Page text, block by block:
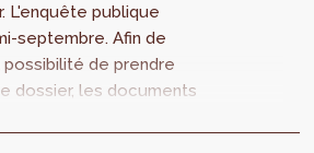
L'enquête publique
septembre. Afin de
possibilité de prendre
dossier, les documents